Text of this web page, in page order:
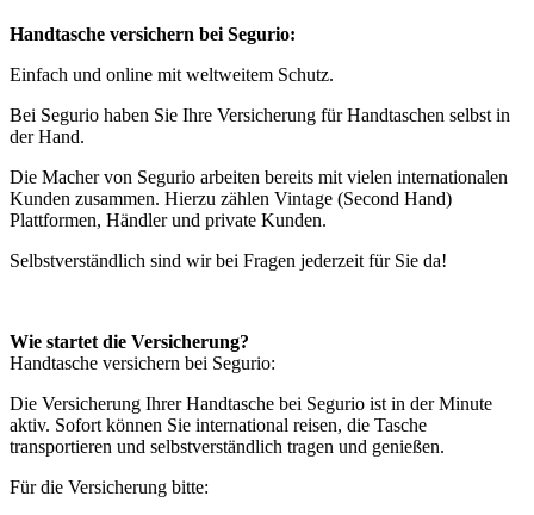
Handtasche versichern bei Segurio:
Einfach und online mit weltweitem Schutz.
Bei Segurio haben Sie Ihre Versicherung für Handtaschen selbst in
der Hand.
Die Macher von Segurio arbeiten bereits mit vielen internationalen
Kunden zusammen. Hierzu zählen Vintage (Second Hand)
Plattformen, Händler und private Kunden.
Selbstverständlich sind wir bei Fragen jederzeit für Sie da!
Wie startet die Versicherung?
Handtasche versichern bei Segurio:
Die Versicherung Ihrer Handtasche bei Segurio ist in der Minute
aktiv. Sofort können Sie international reisen, die Tasche
transportieren und selbstverständlich tragen und genießen.
Für die Versicherung bitte: